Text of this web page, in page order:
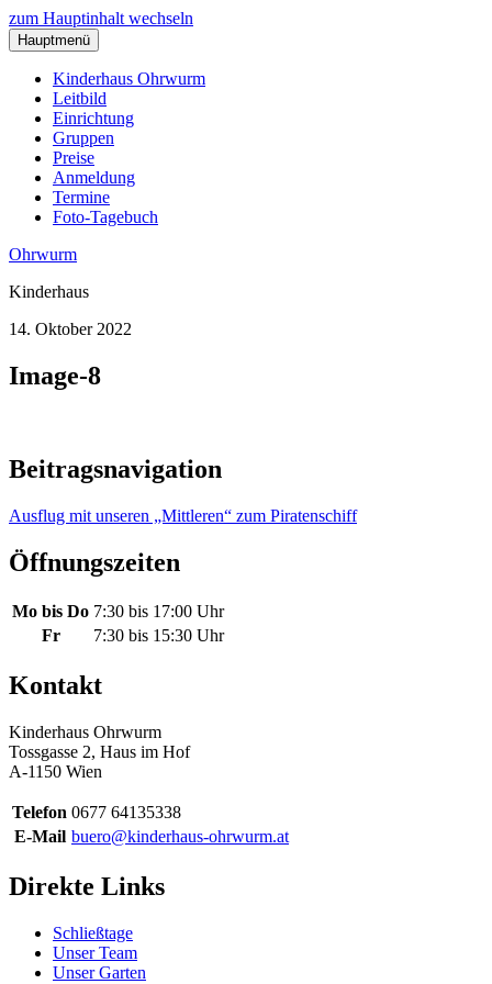
zum Hauptinhalt wechseln
Hauptmenü
Kinderhaus Ohrwurm
Leitbild
Einrichtung
Gruppen
Preise
Anmeldung
Termine
Foto-Tagebuch
Ohrwurm
Kinderhaus
14. Oktober 2022
Image-8
Beitragsnavigation
Ausflug mit unseren „Mittleren“ zum Piratenschiff
Öffnungszeiten
Mo bis Do 7:30 bis 17:00 Uhr
Fr
7:30 bis 15:30 Uhr
Kontakt
Kinderhaus Ohrwurm
Tossgasse 2, Haus im Hof
A-1150 Wien
Telefon 0677 64135338
E-Mail buero@kinderhaus-ohrwurm.at
Direkte Links
Schließtage
Unser Team
Unser Garten